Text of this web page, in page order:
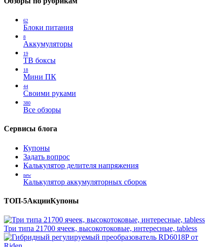
62
Блоки питания
8
Аккумуляторы
19
ТВ боксы
18
Мини ПК
44
Своими руками
380
Все обзоры
Сервисы блога
Купоны
Задать вопрос
Калькулятор делителя напряжения
new
Калькулятор аккумуляторных сборок
ТОП-5АкцииКупоны
Три типа 21700 ячеек, высокотоковые, интересные, tabless